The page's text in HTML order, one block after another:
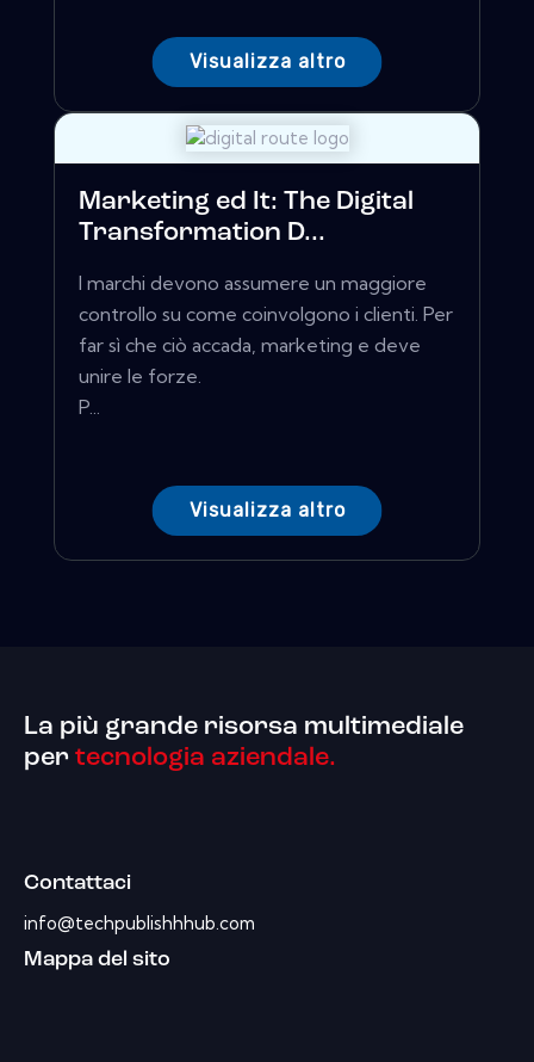
Visualizza altro
Marketing ed It: The Digital
Transformation D...
I marchi devono assumere un maggiore
controllo su come coinvolgono i clienti. Per
far sì che ciò accada, marketing e deve
unire le forze.
P...
Visualizza altro
La più grande risorsa multimediale
per tecnologia aziendale.
Contattaci
info@techpublishhhub.com
Mappa del sito